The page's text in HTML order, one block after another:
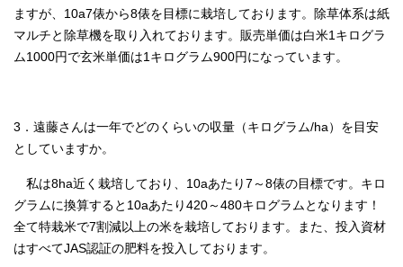
ますが、10a7俵から8俵を目標に栽培しております。除草体系は紙
マルチと除草機を取り入れております。販売単価は白米1キログラ
ム1000円で玄米単価は1キログラム900円になっています。
3．遠藤さんは一年でどのくらいの収量（キログラム/ha）を目安
としていますか。
私は8ha近く栽培しており、10aあたり7～8俵の目標です。キロ
グラムに換算すると10aあたり420～480キログラムとなります！
全て特栽米で7割減以上の米を栽培しております。また、投入資材
はすべてJAS認証の肥料を投入しております。